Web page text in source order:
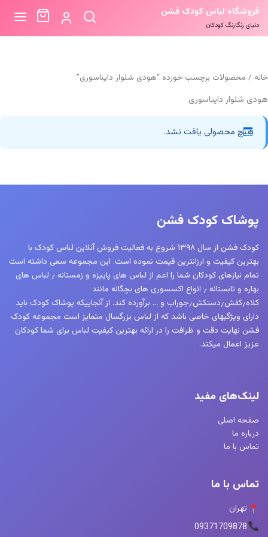
فروشگاه لباس کودک فشن
دنیای رنگارنگ کودکان
خانه / محصولات برچسب خورده “هودی شلوار دایناسوری”
هودی شلوار دایناسوری
هیچ محصولی یافت نشد.
پوشاک کودک فشن
کودک فشن از سال ۱۳۹۸ شروع به فعالیت فروش آنلاین لباس کودک با
بهترین کیفیت و ارزانترین قیمت نموده است. این مجموعه سعی داشته است
تمام نیازهای کودکان شما را اعم از لباس های پاییزه و زمستانه ٫ لباس های
بهاره و تابستانه ٫ انواع اکسسوری های بچگانه مانند
کلاه٫کفش٫دستکش٫جوراب و … برآورده کند. از آنجاییکه پوشاک کودک باید
دارای ویژگیهای خاصی باشد که از لباس بزرگسال متمایز است مجموعه کودک
فشن نهایت دقت و ظرافت را در ارائه بهترین کیفیت لباس برای شما کودکان
عزیز اعمال میکند.
لینک‌های مفید
صفحه اصلی
درباره ما
تماس با ما
تماس با ما
تهران
09371709878